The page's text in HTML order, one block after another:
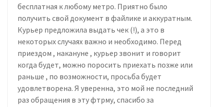
бесплатная к любому метро. Приятно было
получить свой документ в файлике и аккуратным.
Курьер предложила выдать чек (!), а это в
некоторых случаях важно и необходимо. Перед
приездом , накануне , курьер звонит и говорит
когда будет, можно поросить приехать позже или
раньше , по возможности, просьба будет
удовлетворена. Я уверенна, это мой не последний
раз обращения в эту фтрму, спасибо за